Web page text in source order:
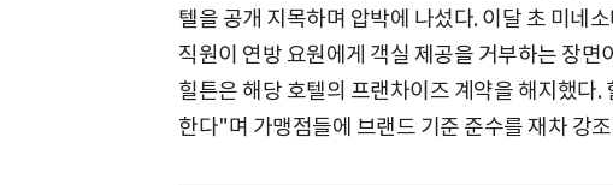
텔을 공개 지목하며 압박에 나섰다. 이달 초 미네
직원이 연방 요원에게 객실 제공을 거부하는 장
힐튼은 해당 호텔의 프랜차이즈 계약을 해지했다
한다"며 가맹점들에 브랜드 기준 준수를 재차 강